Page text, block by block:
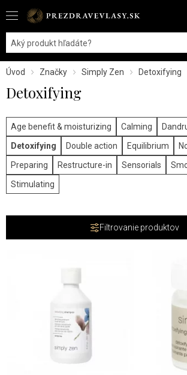
Úvod Značky Simply Zen Detoxifying
Detoxifying
Age benefit & moisturizing Calming
Detoxifying
Double action Equilibrium
Preparing
Restructure-in Sensorials
Stimulating
Filtrovanie produktov